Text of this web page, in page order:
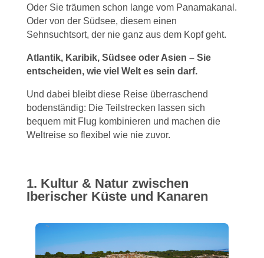
Oder Sie träumen schon lange vom Panamakanal.
Oder von der Südsee, diesem einen
Sehnsuchtsort, der nie ganz aus dem Kopf geht.
Atlantik, Karibik, Südsee oder Asien – Sie
entscheiden, wie viel Welt es sein darf.
Und dabei bleibt diese Reise überraschend
bodenständig: Die Teilstrecken lassen sich
bequem mit Flug kombinieren und machen die
Weltreise so flexibel wie nie zuvor.
1. Kultur & Natur zwischen
Iberischer Küste und Kanaren